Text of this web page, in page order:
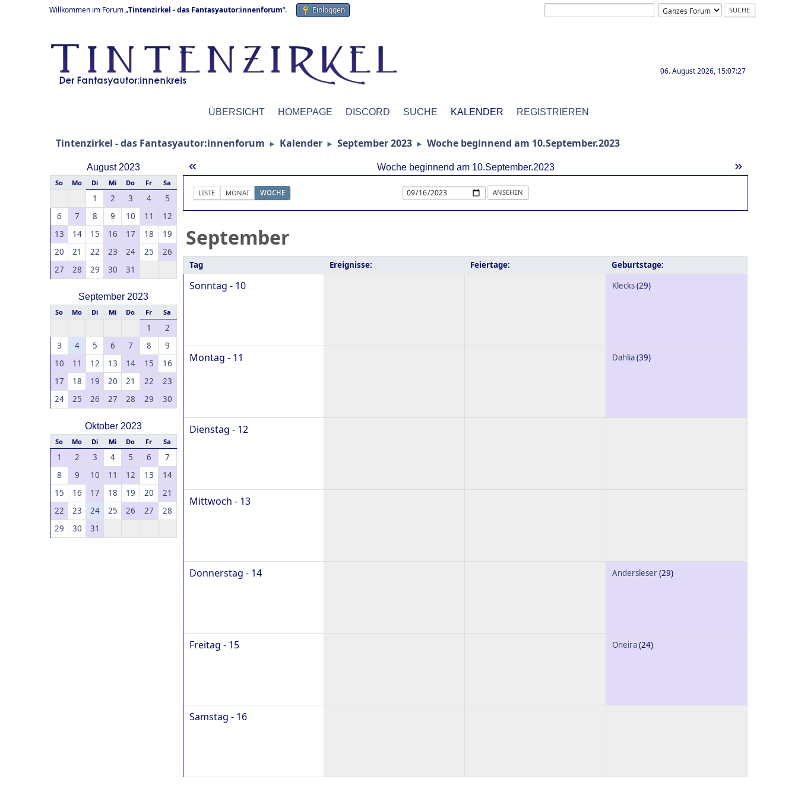
Willkommen im Forum „Tintenzirkel - das Fantasyautor:innenforum“. Einloggen
06. August 2026, 15:07:27
ÜBERSICHT HOMEPAGE DISCORD SUCHE KALENDER REGISTRIEREN
Tintenzirkel - das Fantasyautor:innenforum ► Kalender ► September 2023 ► Woche beginnend am 10.September.2023
August 2023
So Mo Di Mi Do Fr Sa
1 2 3 4
5
6
7 8 9 10 11
12
13
14 15 16 17 18
19
20
21 22 23 24 25
26
27
28 29 30 31
September 2023
So Mo Di Mi Do Fr Sa
1
2
3
4 5 6 7 8
9
10
11 12 13 14 15
16
17
18 19 20 21 22
23
24
25 26 27 28 29 30
Oktober 2023
So Mo Di Mi Do Fr Sa
1 2 3 4 5 6
7
8
9 10 11 12 13
14
15
16 17 18 19 20
21
22
23 24 25 26 27
28
29
30 31
« »
Woche beginnend am 10.September.2023
LISTE MONAT WOCHE
September
Tag Ereignisse: Feiertage: Geburtstage:
Sonntag - 10 Klecks(29)
Montag - 11 Dahlia(39)
Dienstag - 12
Mittwoch - 13
Donnerstag - 14 Andersleser(29)
Freitag - 15 Oneira(24)
Samstag - 16